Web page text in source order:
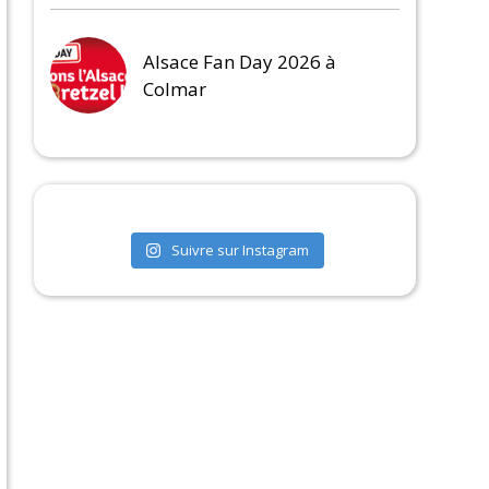
Alsace Fan Day 2026 à
Colmar
Suivre sur Instagram